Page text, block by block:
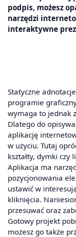
podpis, możesz
narzędzi
interaktywne
Statyczne
programie
wymaga to jednak
Dlatego do
aplikację
w użyciu. Tutaj
kształty, dymki
Aplikacja ma
pozycjonowania
ustawić w
kliknięcia.
przesuwać oraz
Gotowy projekt
możesz go także